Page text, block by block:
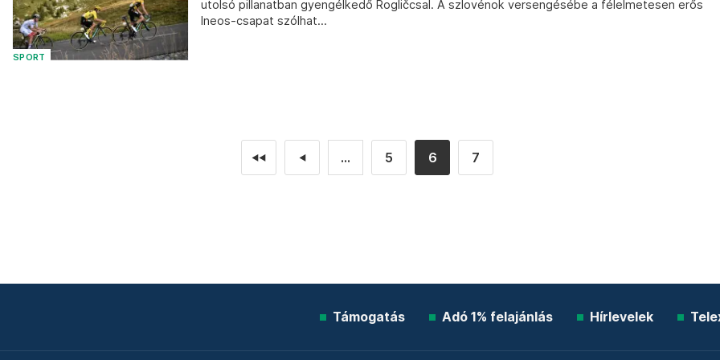
SPORT
utolsó pillanatban gyengélkedő Rogličcsal. A szlovénok versengésébe a félelmetesen erős
Ineos-csapat szólhat...
◄◄ ◄ ... 5 6 7
Támogatás Adó 1% felajánlás Hírlevelek